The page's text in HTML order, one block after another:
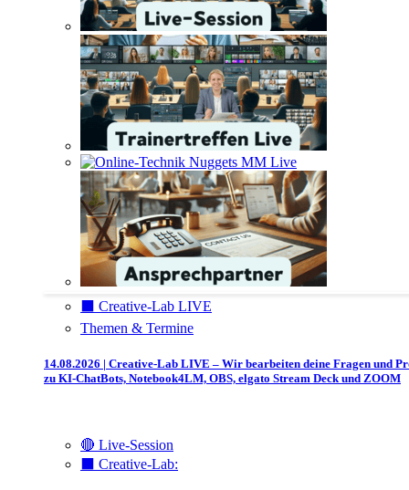
⬛️ Creative-Lab LIVE
Themen & Termine
14.08.2026 | Creative-Lab LIVE – Wir bearbeiten deine Fragen und
zu KI-ChatBots, Notebook4LM, OBS, elgato Stream Deck und ZOOM
🔴 Live-Session
⬛️ Creative-Lab: